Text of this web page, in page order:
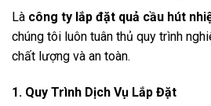
Là công ty lắp đặt quả cầu hút
chúng tôi luôn tuân thủ quy trình
chất lượng và an toàn.
1. Quy Trình Dịch Vụ Lắp Đặt